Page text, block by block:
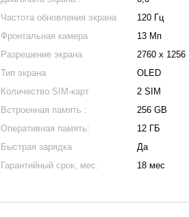
Частота обновления экрана
120 Гц
Фронтальная камера
13 Мп
Разрешение экрана
2760 x 1256
Тип экрана
OLED
Количество SIM-карт
2 SIM
Встроенная память :
256 GB
Оперативная память:
12 ГБ
Быстрая зарядка
Да
Гарантийный срок, мес.
18 мес